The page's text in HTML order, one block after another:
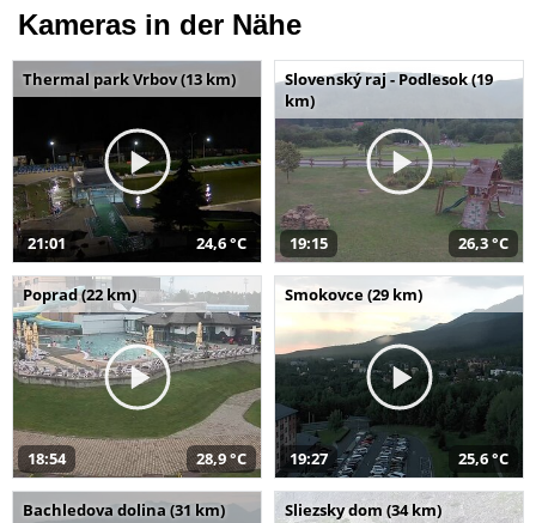
Kameras in der Nähe
Thermal park Vrbov (13 km)
21:01 24,6 °C
Slovenský raj - Podlesok (19
km)
19:15 26,3 °C
Poprad (22 km)
18:54 28,9 °C
Smokovce (29 km)
19:27 25,6 °C
Bachledova dolina (31 km) Sliezsky dom (34 km)